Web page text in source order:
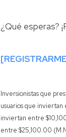
¿Qué esperas?
Inversionistas que
usuarios que
inviertan entre
entre $25,100.00